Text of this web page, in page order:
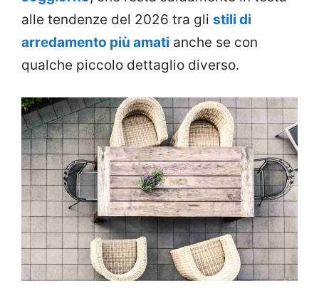
alle tendenze del 2026 tra gli stili di
arredamento più amati anche se con
qualche piccolo dettaglio diverso.